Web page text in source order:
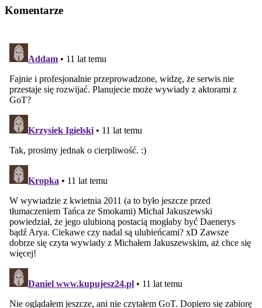
Komentarze